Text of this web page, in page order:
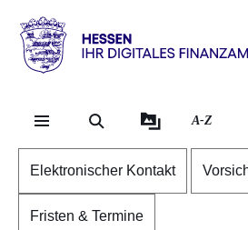
Hessen
Ihr
Finanzamt
A-Z
Elektronischer Kontakt
Fristen & Termine